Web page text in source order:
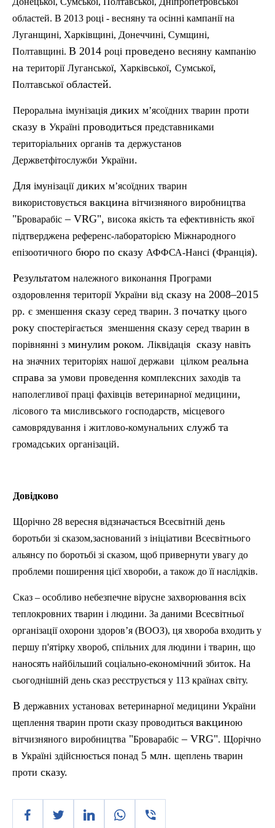
областей. В 2013 році - весняну та осінні кампанії на
Луганщині, Харківщині, Донеччині, Сумщині,
Полтавщині. В 2014 році проведено весняну кампанію
на території Луганської, Харківської, Сумської,
Полтавськоїобластей.
Пероральна імунізація диких м’ясоїдних тварин проти
сказу в Україні проводиться представниками
територіальних органів та держустанов
Держветфітослужби України.
Для імунізаціїдиких м’ясоїдних тварин
використовується вакцина вітчизняного виробництва
"Броварабіс – VRG", висока якість та ефективність якої
підтверджена референс-лабораторією Міжнародного
епізоотичного бюро по сказу АФФСА-Нансі (Франція).
Результатом належного виконання Програми
оздоровлення території України від сказу на 2008–2015
рр. є зменшення сказу серед тварин. З початку цього
року спостерігається зменшення сказу серед тварин в
порівнянні з минулим роком. Ліквідація сказу навіть
на значних територіях нашої держави цілком реальна
справа за умови проведення комплексних заходів та
наполегливої праці фахівців ветеринарної медицини,
лісового та мисливського господарств, місцевого
самоврядування і житлово-комунальних служб та
громадських організацій.
Довідково
Щорічно 28 вересня відзначається Всесвітній день
боротьби зі сказом,заснований з ініціативи Всесвітнього
альянсу по боротьбі зі сказом, щоб привернути увагу до
проблеми поширення цієї хвороби, а також до її наслідків.
Сказ – особливо небезпечне вірусне захворювання всіх
теплокровних тварин і людини. За даними Всесвітньої
організації охорони здоров’я (ВООЗ), ця хвороба входить у
першу п'ятірку хвороб, спільних для людини і тварин, що
наносять найбільший соціально-економічний збиток. На
сьогоднішній день сказ реєструється у 113 країнах світу.
В державних установах ветеринарної медицини України
щеплення тварин проти сказу проводиться вакциною
вітчизняного виробництва "Броварабіс – VRG". Щорічно
в Україні здійснюється понад 5 млн. щеплень тварин
проти сказу.